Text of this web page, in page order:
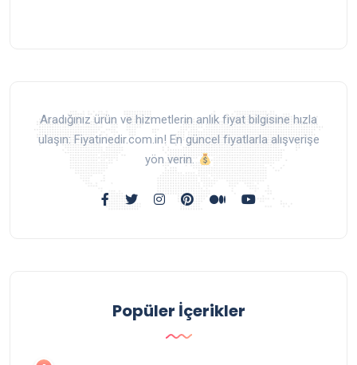
Aradığınız ürün ve hizmetlerin anlık fiyat bilgisine hızla
ulaşın: Fiyatinedir.com.in! En güncel fiyatlarla alışverişe
yön verin.
Popüler İçerikler